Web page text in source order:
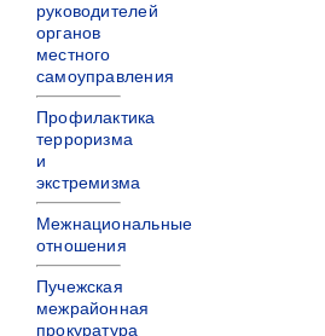
руководителей
органов
местного
самоуправления
Профилактика
терроризма
и
экстремизма
Межнациональные
отношения
Пучежская
межрайонная
прокуратура